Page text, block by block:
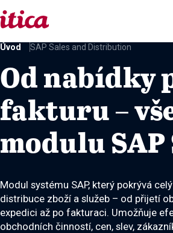
Úvod SAP Sales and Distribution
Od nabídky
fakturu –
modulu SAP
Modul systému SAP, který pokrývá
distribuce zboží a služeb – od přijetí
expedici až po fakturaci. Umožňuje
obchodních činností, cen, slev,